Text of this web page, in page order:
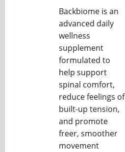
Backbiome is an
advanced daily
wellness
supplement
formulated to
help support
spinal comfort,
reduce feelings of
built-up tension,
and promote
freer, smoother
movement